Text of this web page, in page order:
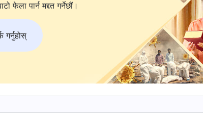
फेला पार्न मद्दत गर्नेछौं।
गर्नुहोस्